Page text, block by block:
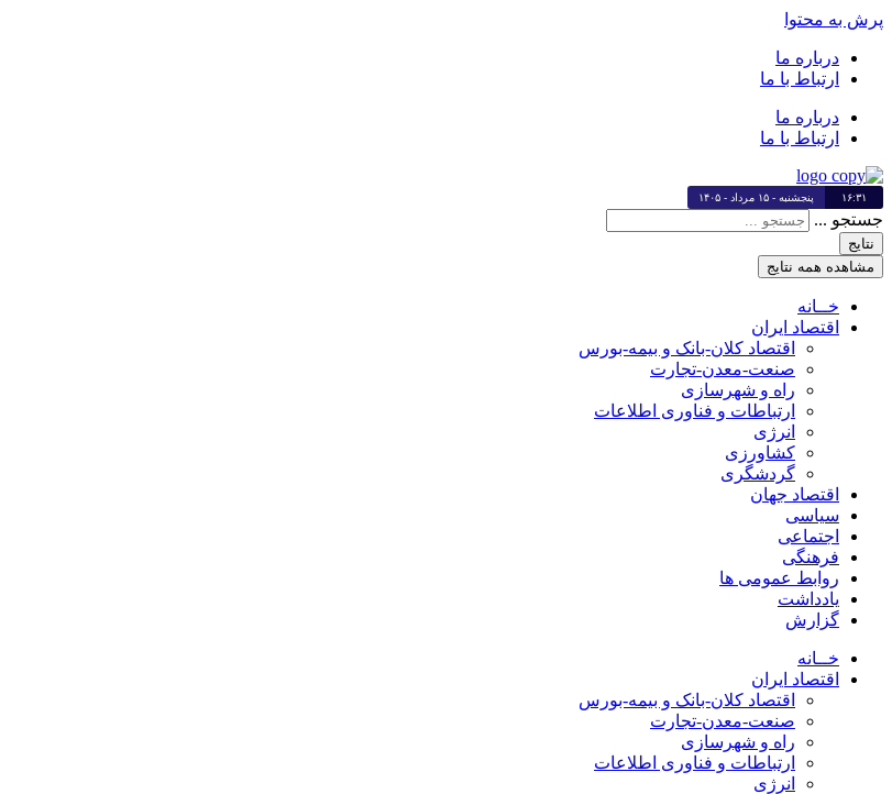
پرش به محتوا
درباره ما
ارتباط با ما
درباره ما
ارتباط با ما
۱۶:۳۱ پنجشنبه - ۱۵ مرداد - ۱۴۰۵
جستجو ...
نتایج
مشاهده همه نتایج
خــانه
اقتصاد ایران
اقتصاد کلان-بانک و بیمه-بورس
صنعت-معدن-تجارت
راه و شهرسازی
ارتباطات و فناوری اطلاعات
انرژی
کشاورزی
گردشگری
اقتصاد جهان
سیاسی
اجتماعی
فرهنگی
روابط عمومی ها
یادداشت
گزارش
خــانه
اقتصاد ایران
اقتصاد کلان-بانک و بیمه-بورس
صنعت-معدن-تجارت
راه و شهرسازی
ارتباطات و فناوری اطلاعات
انرژی